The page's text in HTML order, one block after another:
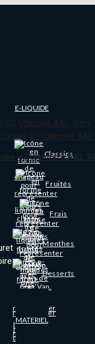
E-LIQUIDE
Classics
Fruités
Frais
Menthes
Desserts
MATERIEL
V2 Ultimate A&L